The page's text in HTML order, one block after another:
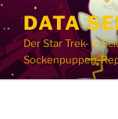
Zum
Inhalt
springen
DATA
Der Star Trek- &
Sockenpuppen-